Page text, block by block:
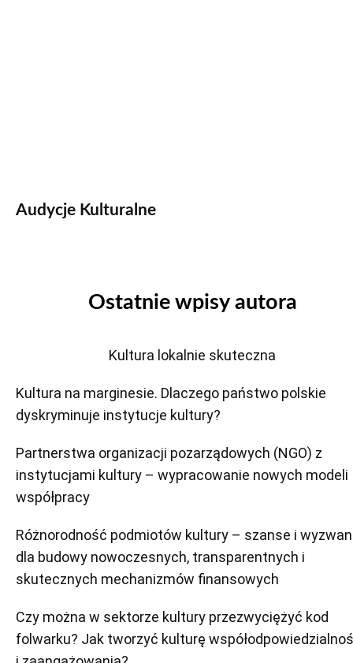
Audycje Kulturalne
Ostatnie wpisy autora
Kultura lokalnie skuteczna
Kultura na marginesie. Dlaczego państwo polskie
dyskryminuje instytucje kultury?
Partnerstwa organizacji pozarządowych (NGO) z
instytucjami kultury – wypracowanie nowych modeli
współpracy
Różnorodność podmiotów kultury – szanse i
dla budowy nowoczesnych, transparentnych i
skutecznych mechanizmów finansowych
Czy można w sektorze kultury przezwyciężyć kod
folwarku? Jak tworzyć kulturę